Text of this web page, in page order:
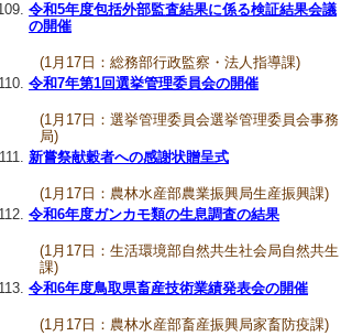
令和5年度包括外部監査結果に係る検証結果会議
の開催
(1月17日：総務部行政監察・法人指導課)
令和7年第1回選挙管理委員会の開催
(1月17日：選挙管理委員会選挙管理委員会事務
局)
新嘗祭献穀者への感謝状贈呈式
(1月17日：農林水産部農業振興局生産振興課)
令和6年度ガンカモ類の生息調査の結果
(1月17日：生活環境部自然共生社会局自然共生
課)
令和6年度鳥取県畜産技術業績発表会の開催
(1月17日：農林水産部畜産振興局家畜防疫課)